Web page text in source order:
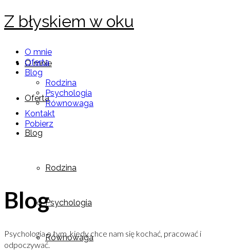
Z błyskiem w oku
O mnie
Oferta
Blog
Rodzina
Psychologia
Równowaga
O mnie
Oferta
Blog
Rodzina
Psychologia
Równowaga
Kontakt
Pobierz
Blog
Psychologia o tym, kiedy chce nam się kochać, pracować i
odpoczywać.